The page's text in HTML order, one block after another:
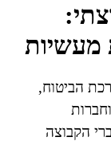
מעשיות
הביטוח,
הקבוצה